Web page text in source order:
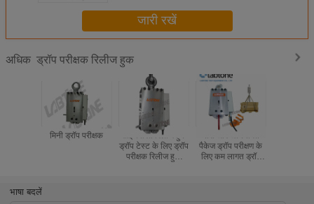
जारी रखें
अधिक ड्रॉप परीक्षक रिलीज हुक
मिनी ड्रॉप परीक्षक
सीई त्वरित रिलीज हुक
ड्रॉप टेस्ट के लिए ड्रॉप
परीक्षक रिलीज हुक
भारी और अनियमित
पैकेज ड्रॉप परीक्षण के
लिए कम लागत ड्रॉप
भाषा बदलें